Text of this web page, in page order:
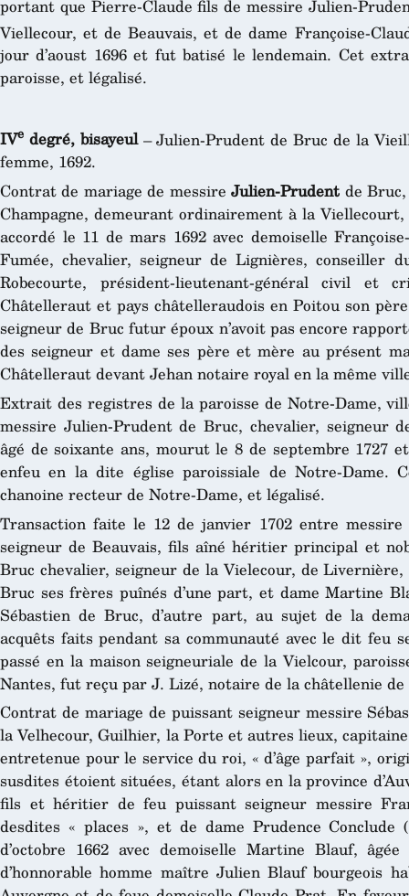
portant que Pierre-Claude fils de messire Julien-
Viellecour, et de Beauvais, et de dame Françoise-
jour d’aoust 1696 et fut batisé le lendemain. Cet
paroisse, et légalisé.
IVe degré, bisayeul– Julien-Prudent de Bruc de la
femme, 1692.
Contrat de mariage de messireJulien-Prudent de
Champagne, demeurant ordinairement à la
accordé le 11 de mars 1692 avec demoiselle
Fumée, chevalier, seigneur de Lignières, conseiller
Robecourte, président-lieutenant-général civil
Châtelleraut et pays châtelleraudois en Poitou son
seigneur de Bruc futur époux n’avoit pas encore
des seigneur et dame ses père et mère au présent
Châtelleraut devant Jehan notaire royal en la même
Extrait des registres de la paroisse de Notre-Dame,
messire Julien-Prudent de Bruc, chevalier, seigneur
âgé de soixante ans, mourut le 8 de septembre 1727
enfeu en la dite église paroissiale de Notre-Dame.
chanoine recteur de Notre-Dame, et légalisé.
Transaction faite le 12 de janvier 1702 entre
seigneur de Beauvais, fils aîné héritier principal et
Bruc chevalier, seigneur de la Vielecour, de
Bruc ses frères puînés d’une part, et dame Martine
Sébastien de Bruc, d’autre part, au sujet de la
acquêts faits pendant sa communauté avec le dit feu
passé en la maison seigneuriale de la Vielcour,
Nantes, fut reçu par J. Lizé, notaire de la châtellenie de
Contrat de mariage de puissant seigneur messire
la Velhecour, Guilhier, la Porte et autres lieux, capitaine
entretenue pour le service du roi, « d’âge parfait »,
susdites étoient situées, étant alors en la province
fils et héritier de feu puissant seigneur messire
desdites « places », et de dame Prudence Conclude
d’octobre 1662 avec demoiselle Martine Blauf,
d’honnorable homme maître Julien Blauf bourgeois